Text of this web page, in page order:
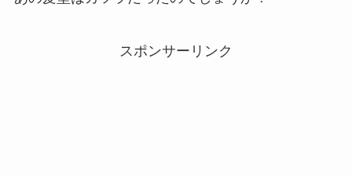
スポンサーリンク